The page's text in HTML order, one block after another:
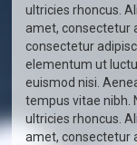
ultricies rhoncus.
amet, consectetur
consectetur
elementum ut
euismod nisi.
tempus vitae nibh.
ultricies rhoncus.
amet, consectetur